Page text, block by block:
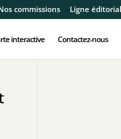
commissions Ligne
interactive Contactez-nous